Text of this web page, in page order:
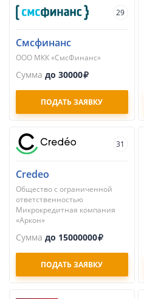
29
Смсфинанс
ООО МКК «СмсФинанс»
Сумма до 30000
ПОДАТЬ ЗАЯВКУ
31
Credeo
Общество с ограниченной
ответственностью
Микрокредитная компания
«Аркон»
Сумма до 15000000
ПОДАТЬ ЗАЯВКУ